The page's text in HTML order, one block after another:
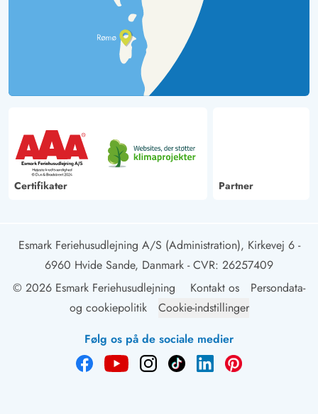
Certifikater Partner
Esmark Feriehusudlejning A/S (Administration), Kirkevej 6 -
6960 Hvide Sande, Danmark - CVR: 26257409
© 2026 Esmark Feriehusudlejning
Kontakt os
Persondata-
og cookiepolitik
Cookie-indstillinger
Følg os på de sociale medier